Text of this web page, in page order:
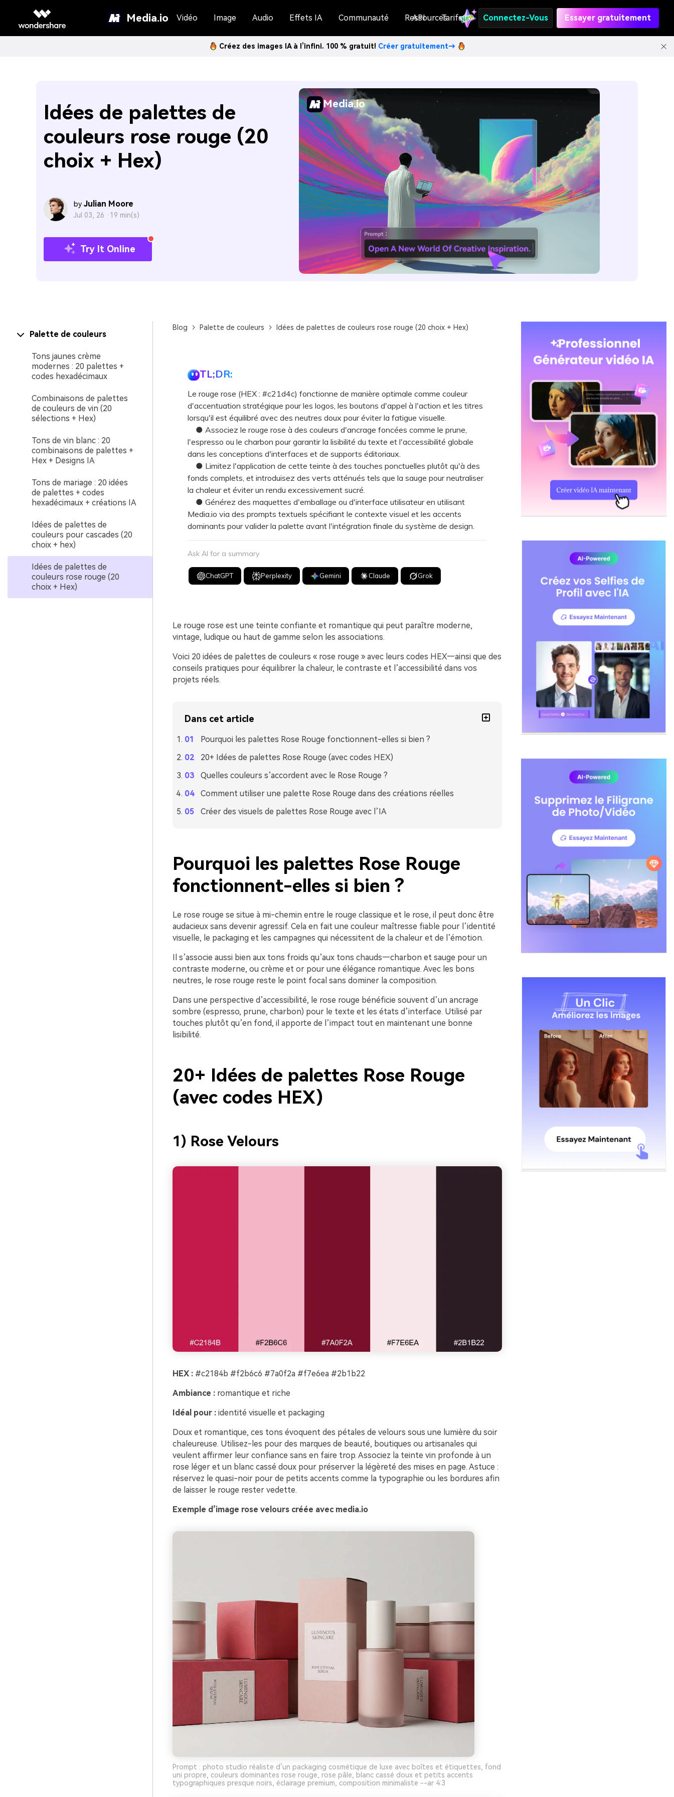
Media.io Vidéo Image Audio Effets IA Communauté Ressources
API Tarifs Connectez-Vous Essayer gratuitement
Créez des images IA à l’infini. 100 % gratuit! Créer gratuitement→
Idées de palettes de
couleurs rose rouge (20
choix + Hex)
by Julian Moore
Jul 03, 26 · 19 min(s)
Try It Online
Media.io
Palette de couleurs
Tons jaunes crème
modernes : 20 palettes +
codes hexadécimaux
Combinaisons de palettes
de couleurs de vin (20
sélections + Hex)
Tons de vin blanc : 20
combinaisons de palettes +
Hex + Designs IA
Tons de mariage : 20 idées
de palettes + codes
hexadécimaux + créations IA
Idées de palettes de
couleurs pour cascades (20
choix + hex)
Idées de palettes de
couleurs rose rouge (20
choix + Hex)
Blog Palette de couleurs Idées de palettes de couleurs rose rouge (20 choix + Hex)
TL;DR:
Le rouge rose (HEX : #c21d4c) fonctionne de manière optimale comme couleur
d'accentuation stratégique pour les logos, les boutons d'appel à l'action et les titres
lorsqu'il est équilibré avec des neutres doux pour éviter la fatigue visuelle.
● Associez le rouge rose à des couleurs d'ancrage foncées comme le prune,
l'espresso ou le charbon pour garantir la lisibilité du texte et l'accessibilité globale
dans les conceptions d'interfaces et de supports éditoriaux.
● Limitez l'application de cette teinte à des touches ponctuelles plutôt qu'à des
fonds complets, et introduisez des verts atténués tels que la sauge pour neutraliser
la chaleur et éviter un rendu excessivement sucré.
● Générez des maquettes d'emballage ou d'interface utilisateur en utilisant
Media.io via des prompts textuels spécifiant le contexte visuel et les accents
dominants pour valider la palette avant l'intégration finale du système de design.
Ask AI for a summary
ChatGPT Perplexity Gemini Claude Grok
Le rouge rose est une teinte confiante et romantique qui peut paraître moderne,
vintage, ludique ou haut de gamme selon les associations.
Voici 20 idées de palettes de couleurs « rose rouge » avec leurs codes HEX—ainsi que des
conseils pratiques pour équilibrer la chaleur, le contraste et l’accessibilité dans vos
projets réels.
Dans cet article
Pourquoi les palettes Rose Rouge fonctionnent-elles si bien ?
20+ Idées de palettes Rose Rouge (avec codes HEX)
Quelles couleurs s’accordent avec le Rose Rouge ?
Comment utiliser une palette Rose Rouge dans des créations réelles
Créer des visuels de palettes Rose Rouge avec l’IA
Pourquoi les palettes Rose Rouge
fonctionnent-elles si bien ?
Le rose rouge se situe à mi-chemin entre le rouge classique et le rose, il peut donc être
audacieux sans devenir agressif. Cela en fait une couleur maîtresse fiable pour l’identité
visuelle, le packaging et les campagnes qui nécessitent de la chaleur et de l’émotion.
Il s’associe aussi bien aux tons froids qu’aux tons chauds—charbon et sauge pour un
contraste moderne, ou crème et or pour une élégance romantique. Avec les bons
neutres, le rose rouge reste le point focal sans dominer la composition.
Dans une perspective d’accessibilité, le rose rouge bénéficie souvent d’un ancrage
sombre (espresso, prune, charbon) pour le texte et les états d’interface. Utilisé par
touches plutôt qu’en fond, il apporte de l’impact tout en maintenant une bonne
lisibilité.
20+ Idées de palettes Rose Rouge
(avec codes HEX)
1) Rose Velours
HEX :#c2184b #f2b6c6 #7a0f2a #f7e6ea #2b1b22
Ambiance :romantique et riche
Idéal pour :identité visuelle et packaging
Doux et romantique, ces tons évoquent des pétales de velours sous une lumière du soir
chaleureuse. Utilisez-les pour des marques de beauté, boutiques ou artisanales qui
veulent affirmer leur confiance sans en faire trop. Associez la teinte vin profonde à un
rose léger et un blanc cassé doux pour préserver la légèreté des mises en page. Astuce :
réservez le quasi-noir pour de petits accents comme la typographie ou les bordures afin
de laisser le rouge rester vedette.
Exemple d’image rose velours créée avec media.io
Prompt : photo studio réaliste d’un packaging cosmétique de luxe avec boîtes et étiquettes, fond
uni propre, couleurs dominantes rose rouge, rose pâle, blanc cassé doux et petits accents
typographiques presque noirs, éclairage premium, composition minimaliste --ar 4:3